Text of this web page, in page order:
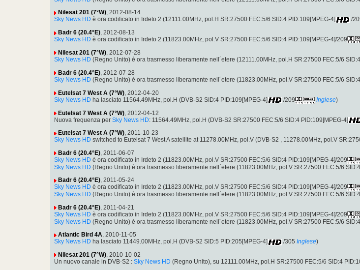
Nilesat 201 (7°W), 2012-08-14
Sky News HD è ora codificato in Irdeto 2 (12111.00MHz, pol.H SR:27500 FEC:5/6 SID:4 PID:109[MPEG-4] /
Badr 6 (20.4°E), 2012-08-13
Sky News HD è ora codificato in Irdeto 2 (11823.00MHz, pol.V SR:27500 FEC:5/6 SID:4 PID:109[MPEG-4]/209
Nilesat 201 (7°W), 2012-07-28
Sky News HD (Regno Unito) è ora trasmesso liberamente nell´etere (12111.00MHz, pol.H SR:27500 FEC:5/6
Badr 6 (20.4°E), 2012-07-28
Sky News HD (Regno Unito) è ora trasmesso liberamente nell´etere (11823.00MHz, pol.V SR:27500 FEC:5/6
Eutelsat 7 West A (7°W) , 2012-04-20
Sky News HD ha lasciato 11564.49MHz, pol.H (DVB-S2 SID:4 PID:109[MPEG-4] /209 Inglese)
Eutelsat 7 West A (7°W) , 2012-04-12
Nuova frequenza per Sky News HD: 11564.49MHz, pol.H (DVB-S2 SR:27500 FEC:5/6 SID:4 PID:109[MPEG-4]
Eutelsat 7 West A (7°W), 2011-10-23
Sky News HD switched to Eutelsat 7 West A satellite at 11278.00MHz, pol.V (DVB-S2 , 11278.00MHz, pol.V
Badr 6 (20.4°E) , 2011-06-07
Sky News HD è ora codificato in Irdeto 2 (11823.00MHz, pol.V SR:27500 FEC:5/6 SID:4 PID:109[MPEG-4]/209
Sky News HD (Regno Unito) è ora trasmesso liberamente nell´etere (11823.00MHz, pol.V SR:27500 FEC:5/6
Badr 6 (20.4°E), 2011-05-24
Sky News HD è ora codificato in Irdeto 2 (11823.00MHz, pol.V SR:27500 FEC:5/6 SID:4 PID:109[MPEG-4]/209
Sky News HD (Regno Unito) è ora trasmesso liberamente nell´etere (11823.00MHz, pol.V SR:27500 FEC:5/6
Badr 6 (20.4°E), 2011-04-21
Sky News HD è ora codificato in Irdeto 2 (11823.00MHz, pol.V SR:27500 FEC:5/6 SID:4 PID:109[MPEG-4]/209
Sky News HD (Regno Unito) è ora trasmesso liberamente nell´etere (11823.00MHz, pol.V SR:27500 FEC:5/6
Atlantic Bird 4A, 2010-11-05
Sky News HD ha lasciato 11449.00MHz, pol.H (DVB-S2 SID:5 PID:205[MPEG-4] /305 Inglese)
Nilesat 201 (7°W) , 2010-10-02
Un nuovo canale in DVB-S2 : Sky News HD (Regno Unito), su 12111.00MHz, pol.H SR:27500 FEC:5/6 SID:4